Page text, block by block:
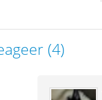
(4)